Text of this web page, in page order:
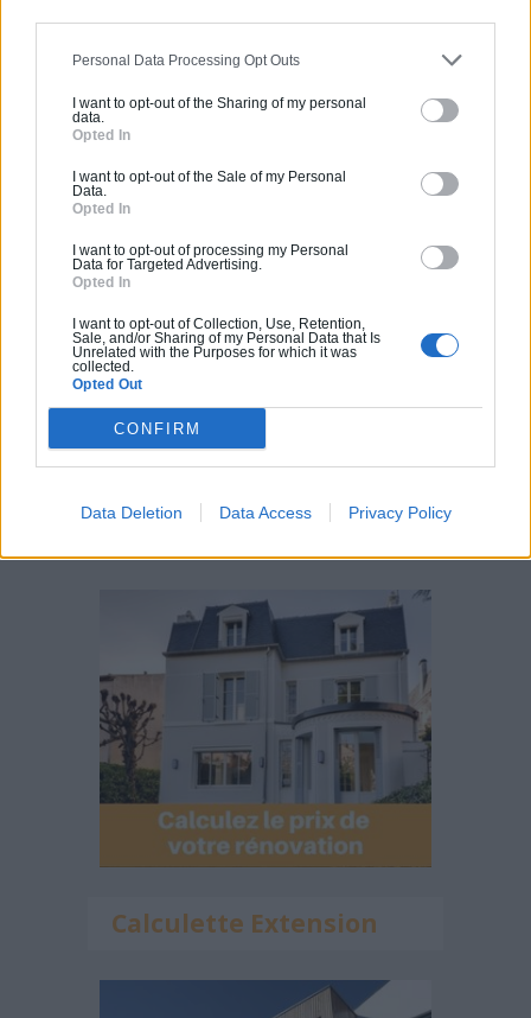
Personal Data Processing Opt Outs
I want to opt-out of the Sharing of my personal
data.
Opted In
I want to opt-out of the Sale of my Personal
Data.
Opted In
I want to opt-out of processing my Personal
Data for Targeted Advertising.
Opted In
I want to opt-out of Collection, Use, Retention,
Sale, and/or Sharing of my Personal Data that Is
Unrelated with the Purposes for which it was
collected.
Opted Out
CONFIRM
Data Deletion Data Access Privacy Policy
Comment aménager l’entrée
extérieure de sa maison ?
Canicule et fortes chaleurs : quels
conseils pour garder sa maison au
Comment rénover l’entrée de son
Suivez-nous !
Calculateur Rénovation
Calculette Extension